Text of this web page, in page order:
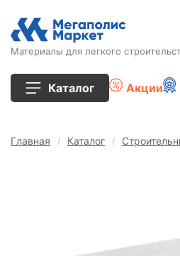
Материалы для легкого
Каталог Акции
Главная Каталог